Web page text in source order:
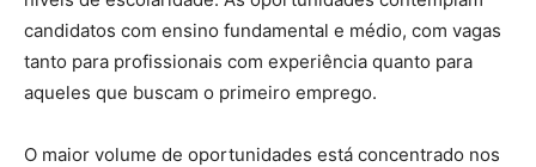
candidatos com ensino fundamental e médio, com vagas
tanto para profissionais com experiência quanto para
aqueles que buscam o primeiro emprego.
O maior volume de oportunidades está concentrado nos